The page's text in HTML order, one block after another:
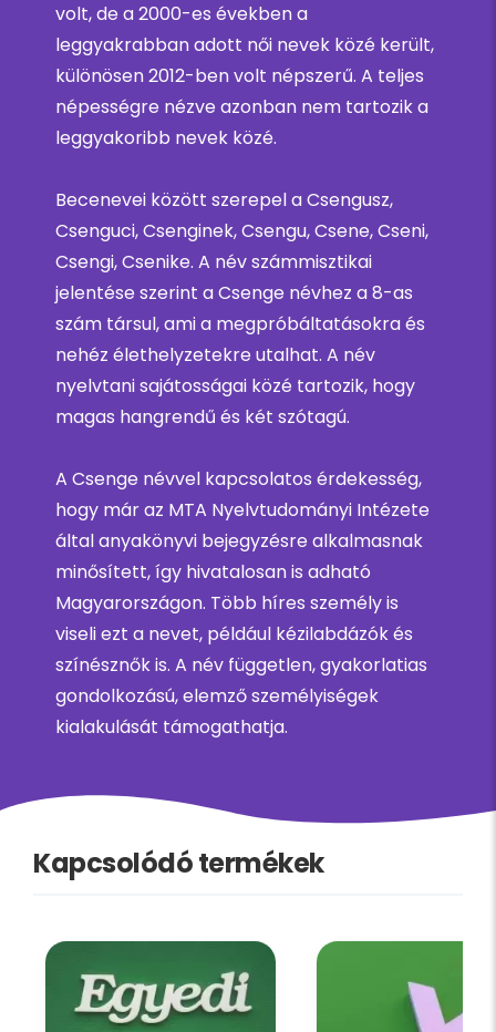
volt, de a 2000-es években a
leggyakrabban adott női nevek közé került,
különösen 2012-ben volt népszerű. A teljes
népességre nézve azonban nem tartozik a
leggyakoribb nevek közé.
Becenevei között szerepel a Csengusz,
Csenguci, Csenginek, Csengu, Csene, Cseni,
Csengi, Csenike. A név számmisztikai
jelentése szerint a Csenge névhez a 8-as
szám társul, ami a megpróbáltatásokra és
nehéz élethelyzetekre utalhat. A név
nyelvtani sajátosságai közé tartozik, hogy
magas hangrendű és két szótagú.
A Csenge névvel kapcsolatos érdekesség,
hogy már az MTA Nyelvtudományi Intézete
által anyakönyvi bejegyzésre alkalmasnak
minősített, így hivatalosan is adható
Magyarországon. Több híres személy is
viseli ezt a nevet, például kézilabdázók és
színésznők is. A név független, gyakorlatias
gondolkozású, elemző személyiségek
kialakulását támogathatja.
Kapcsolódó termékek